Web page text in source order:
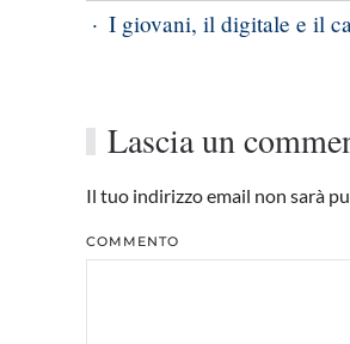
I giovani, il digitale e il
Lascia un
Il tuo indirizzo email non sarà
COMMENTO